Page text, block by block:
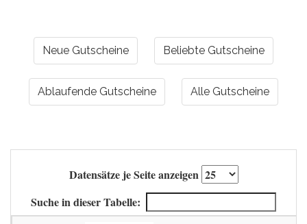
Neue Gutscheine Beliebte Gutscheine
Ablaufende Gutscheine Alle Gutscheine
Datensätze je Seite anzeigen
Suche in dieser Tabelle: